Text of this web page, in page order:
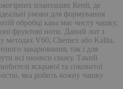
плантаціях Кенії, де
умови для формування
обробці кава має чисту чашку,
фруктові ноти. Даний лот з
у методах V60, Chemex або Kalita.
заварювання, так і для
всі нюанси смаку. Такий
яскравої та соковитої
яка робить кожну чашку